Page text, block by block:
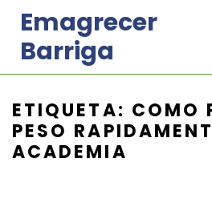
content
Emagrecer
Barriga
ETIQUETA: COMO
PESO
ACADEMIA